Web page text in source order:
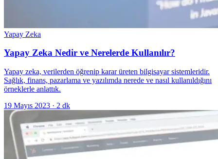
Yapay Zeka
Yapay Zeka Nedir ve Nerelerde Kullanılır?
Yapay zeka, verilerden öğrenip karar üreten bilgisayar sistemleridir.
Sağlık, finans, pazarlama ve yazılımda nerede ve nasıl kullanıldığını
örneklerle anlattık.
19 Mayıs 2023 · 2 dk